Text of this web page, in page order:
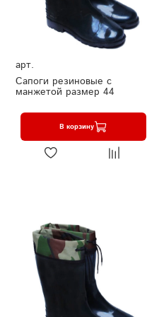
арт.
Сапоги резиновые с
манжетой размер 44
В корзину